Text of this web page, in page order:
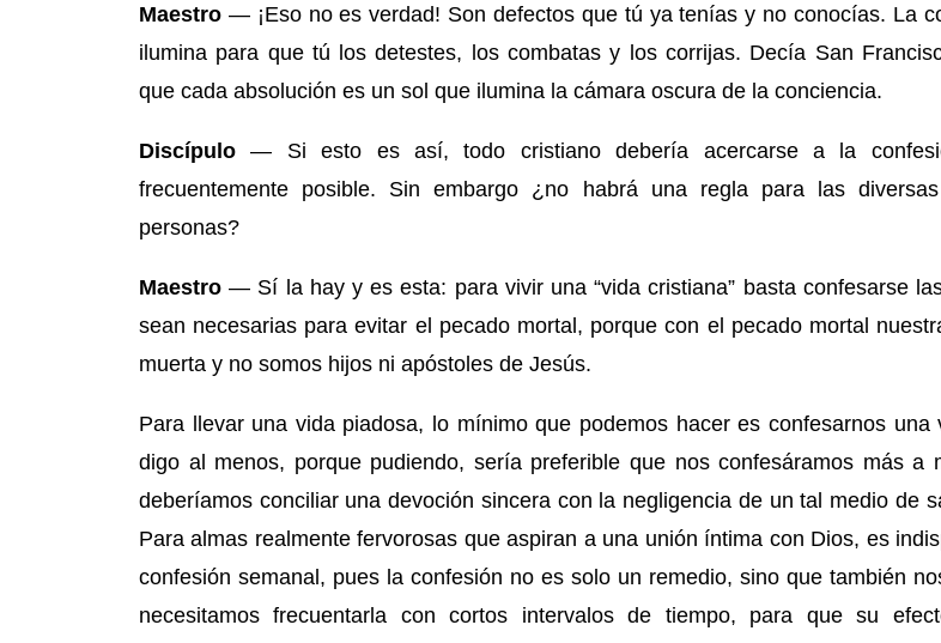
Maestro— ¡Eso no es verdad! Son defectos que tú ya tenías y no conocías. La
ilumina para que tú los detestes, los combatas y los corrijas. Decía San
que cada absolución es un sol que ilumina la cámara oscura de la conciencia.
Discípulo— Si esto es así, todo cristiano debería acercarse a la
frecuentemente posible. Sin embargo ¿no habrá una regla para las
personas?
Maestro— Sí la hay y es esta: para vivir una “vida cristiana” basta confesarse
sean necesarias para evitar el pecado mortal, porque con el pecado mortal
muerta y no somos hijos ni apóstoles de Jesús.
Para llevar una vida piadosa, lo mínimo que podemos hacer es confesarnos una
digo al menos, porque pudiendo, sería preferible que nos confesáramos más a
deberíamos conciliar una devoción sincera con la negligencia de un tal medio de
Para almas realmente fervorosas que aspiran a una unión íntima con Dios, es
confesión semanal, pues la confesión no es solo un remedio, sino que también
necesitamos frecuentarla con cortos intervalos de tiempo, para que su